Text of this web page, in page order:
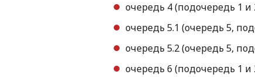
очередь 4 (подочередь 1 и
очередь 5.1 (очередь 5,
очередь 5.2 (очередь 5,
очередь 6 (подочередь 1 и